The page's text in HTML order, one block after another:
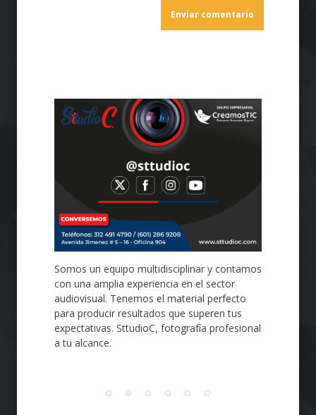
Somos un equipo multidisciplinar y contamos
con una amplia experiencia en el sector
audiovisual. Tenemos el material perfecto
para producir resultados que superen tus
expectativas. SttudioC, fotografía profesional
a tu alcance.